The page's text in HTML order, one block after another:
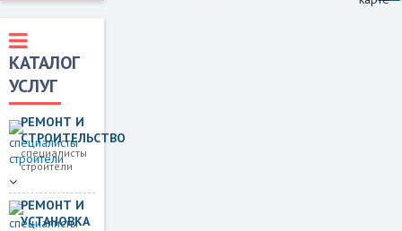
КАТАЛОГ
УСЛУГ
РЕМОНТ И
СТРОИТЕЛЬСТВО
специалисты
строители
РЕМОНТ И
УСТАНОВКА